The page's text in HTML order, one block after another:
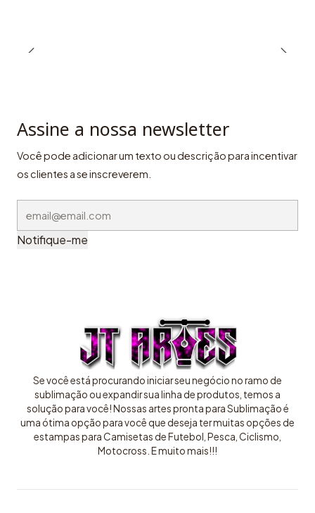
Assine a nossa newsletter
Você pode adicionar um texto ou descrição para incentivar
os clientes a se inscreverem.
Notifique-me
Se você está procurando iniciar seu negócio no ramo de
sublimação ou expandir sua linha de produtos, temos a
solução para você! Nossas artes pronta para Sublimação é
uma ótima opção para você que deseja ter muitas opções de
estampas para Camisetas de Futebol, Pesca, Ciclismo,
Motocross. E muito mais!!!